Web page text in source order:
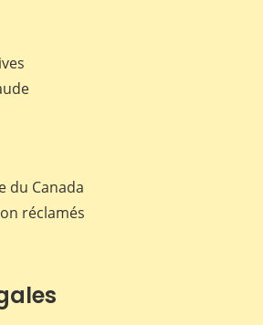
du Canada
réclamés